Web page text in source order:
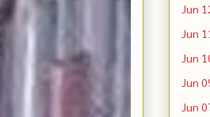
Jun
Jun
Jun
Jun
Jun